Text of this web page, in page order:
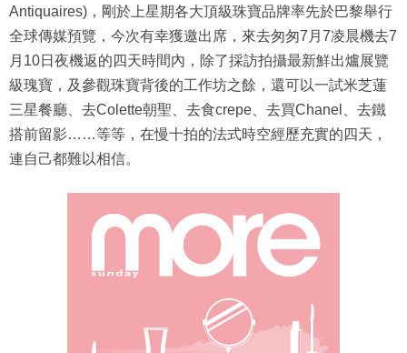
Antiquaires)，剛於上星期各大頂級珠寶品牌率先於巴黎舉行
全球傳媒預覽，今次有幸獲邀出席，來去匆匆7月7凌晨機去7
月10日夜機返的四天時間內，除了採訪拍攝最新鮮出爐展覽
級瑰寶，及參觀珠寶背後的工作坊之餘，還可以一試米芝蓮
三星餐廳、去Colette朝聖、去食crepe、去買Chanel、去鐵
搭前留影……等等，在慢十拍的法式時空經歷充實的四天，
連自己都難以相信。